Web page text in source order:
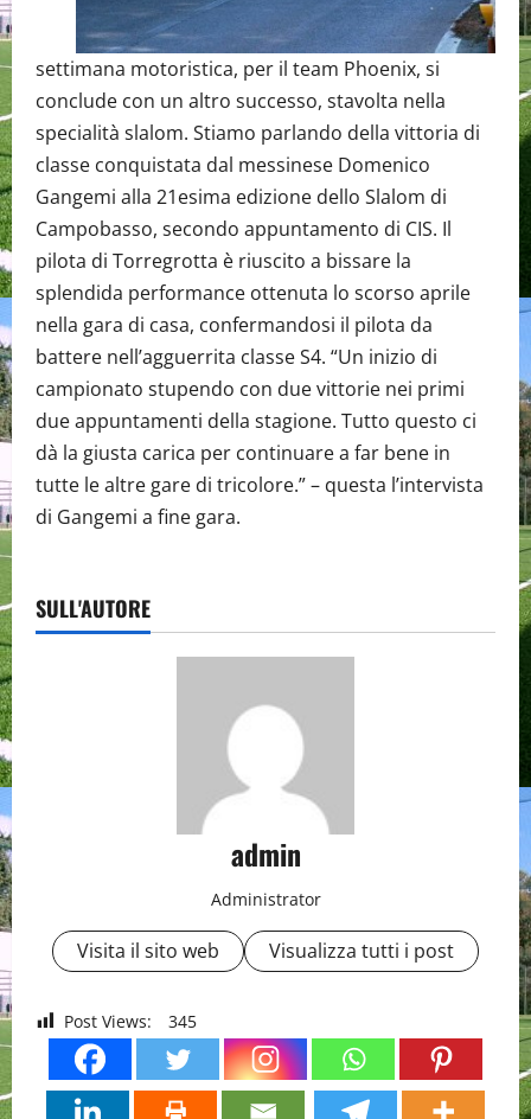
settimana motoristica, per il team Phoenix, si
conclude con un altro successo, stavolta nella
specialità slalom. Stiamo parlando della vittoria di
classe conquistata dal messinese Domenico
Gangemi alla 21esima edizione dello Slalom di
Campobasso, secondo appuntamento di CIS. Il
pilota di Torregrotta è riuscito a bissare la
splendida performance ottenuta lo scorso aprile
nella gara di casa, confermandosi il pilota da
battere nell’agguerrita classe S4. “Un inizio di
campionato stupendo con due vittorie nei primi
due appuntamenti della stagione. Tutto questo ci
dà la giusta carica per continuare a far bene in
tutte le altre gare di tricolore.” – questa l’intervista
di Gangemi a fine gara.
SULL'AUTORE
admin
Administrator
Visita il sito web Visualizza tutti i post
Post Views: 345